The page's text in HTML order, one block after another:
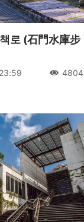
로 (石門水庫步
人氣4804